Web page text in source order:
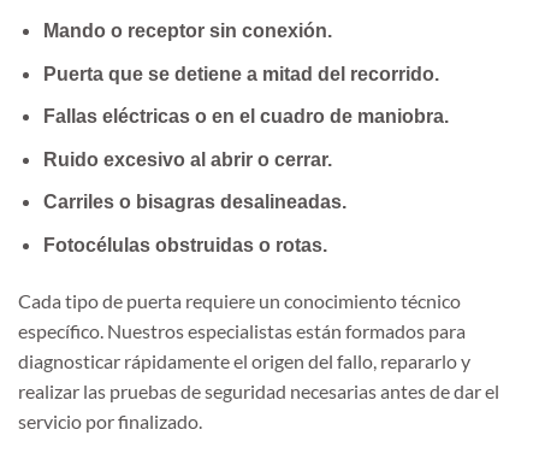
Mando o receptor sin conexión.
Puerta que se detiene a mitad del recorrido.
Fallas eléctricas o en el cuadro de maniobra.
Ruido excesivo al abrir o cerrar.
Carriles o bisagras desalineadas.
Fotocélulas obstruidas o rotas.
Cada tipo de puerta requiere un conocimiento técnico
específico. Nuestros especialistas están formados para
diagnosticar rápidamente el origen del fallo, repararlo y
realizar las pruebas de seguridad necesarias antes de dar el
servicio por finalizado.